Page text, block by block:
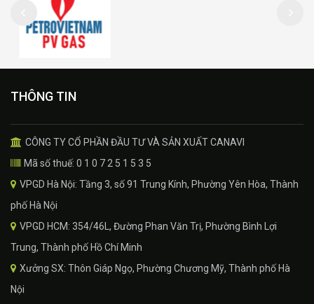
THÔNG TIN
CÔNG TY CỔ PHẦN ĐẦU TƯ VÀ SẢN XUẤT CANAVI
Mã số thuế: 0 1 0 7 2 5 1 5 3 5
VPGD Hà Nội: Tầng 3, số 91 Trung Kính, Phường Yên Hòa, Thành
phố Hà Nội
VPGD HCM: 354/46L, Đường Phan Văn Trị, Phường Bình Lợi
Trung, Thành phố Hồ Chí Minh
Xưởng SX: Thôn Giáp Ngọ, Phường Chương Mỹ, Thành phố Hà
Nội